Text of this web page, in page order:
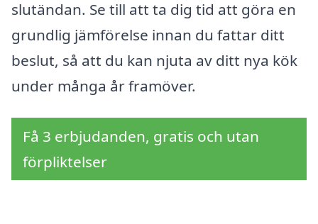
slutändan. Se till att ta dig tid att göra en
grundlig jämförelse innan du fattar ditt
beslut, så att du kan njuta av ditt nya kök
under många år framöver.
Få 3 erbjudanden, gratis och utan
förpliktelser